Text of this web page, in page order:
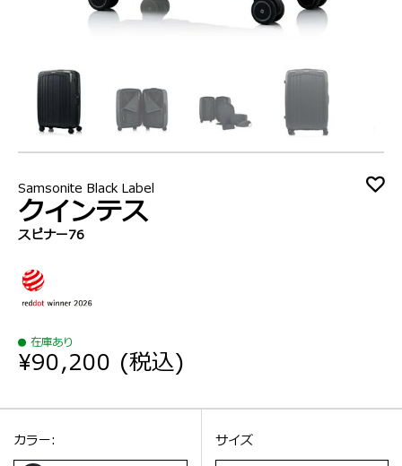
Samsonite Black Label
クインテス
スピナー76
在庫あり
¥90,200 (税込)
サイズ
選択：
サイズ
選択：
カラー: